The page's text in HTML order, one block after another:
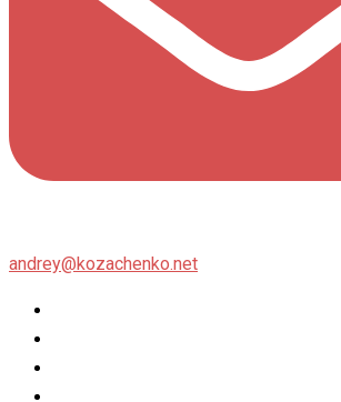
andrey@kozachenko.net